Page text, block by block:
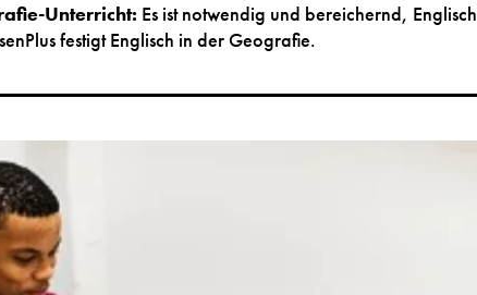
Unterricht: Es ist notwendig und bereichernd,
festigt Englisch in der Geografie.